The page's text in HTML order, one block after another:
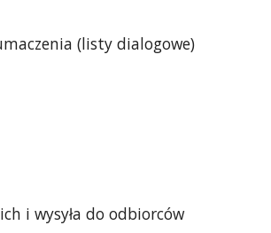
(listy dialogowe)
i wysyła do odbiorców